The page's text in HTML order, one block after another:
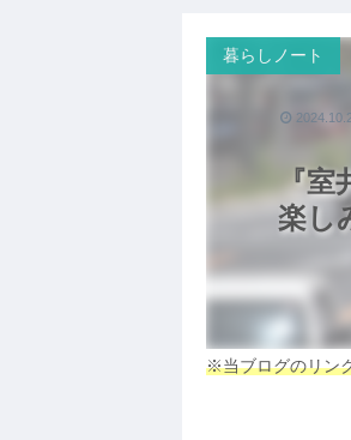
『室
楽し
暮らしノート
※当ブログのリン